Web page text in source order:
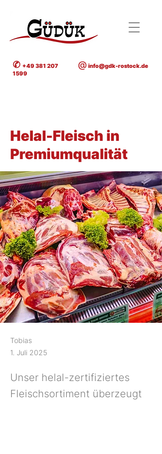
✆ +49 381 207
1599
@ info@gdk-rostock.de
Helal-Fleisch in
Premiumqualität
Tobias
1. Juli 2025
Unser helal-zertifiziertes
Fleischsortiment überzeugt